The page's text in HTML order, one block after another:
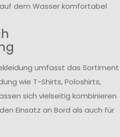
dem Wasser komfortabel
umfasst das Sortiment
wie T-Shirts, Poloshirts,
sich vielseitig kombinieren
Einsatz an Bord als auch für